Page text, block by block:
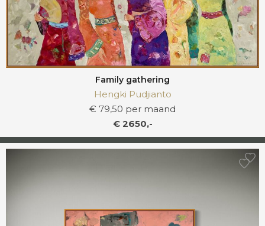
Family gathering
Hengki Pudjianto
€ 79,50 per maand
€ 2650,-